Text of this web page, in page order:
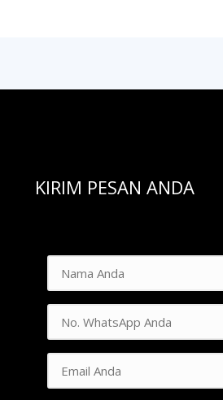
KIRIM PESAN ANDA